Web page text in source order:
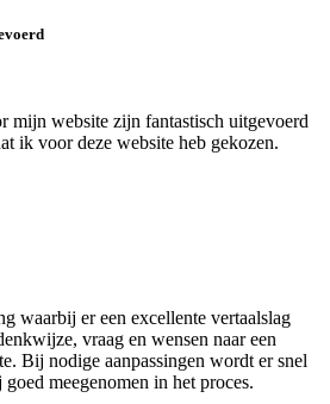
mijn website zijn fantastisch uitgevoerd
ik voor deze website heb gekozen.
waarbij er een excellente vertaalslag
vraag en wensen naar een
Bij nodige aanpassingen wordt er snel
meegenomen in het proces.